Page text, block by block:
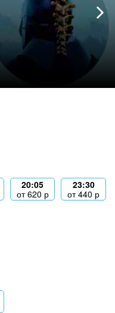
20:05
от620 р
23:30
от440 р